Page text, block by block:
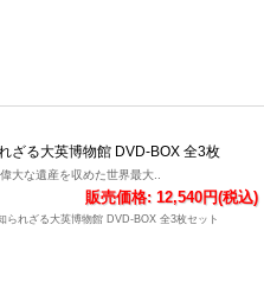
ざる大英博物館 DVD-BOX 全3枚
大な遺産を収めた世界最大..
販売価格: 12,540円(税込)
られざる大英博物館 DVD-BOX 全3枚セット